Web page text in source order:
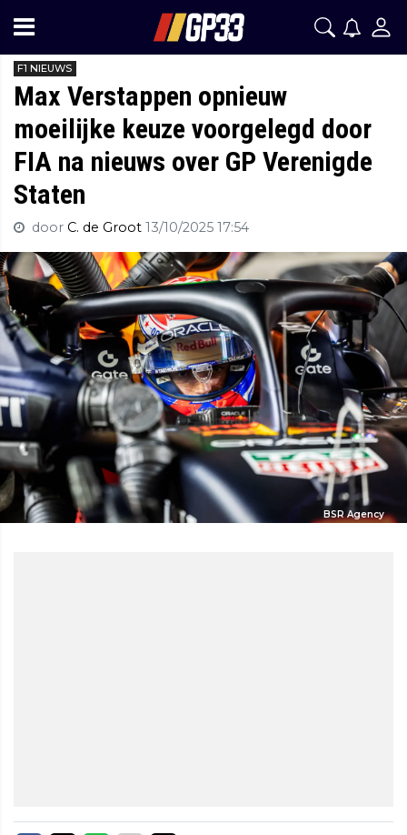
F1 NIEUWS
Max Verstappen opnieuw
moeilijke keuze voorgelegd door
FIA na nieuws over GP Verenigde
Staten
door C. de Groot 13/10/2025 17:54
BSR Agency